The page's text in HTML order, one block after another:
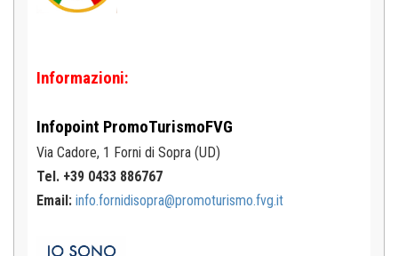
Informazioni:
Infopoint PromoTurismoFVG
Via Cadore, 1 Forni di Sopra (UD)
Tel. +39 0433 886767
Email: info.fornidisopra@promoturismo.fvg.it